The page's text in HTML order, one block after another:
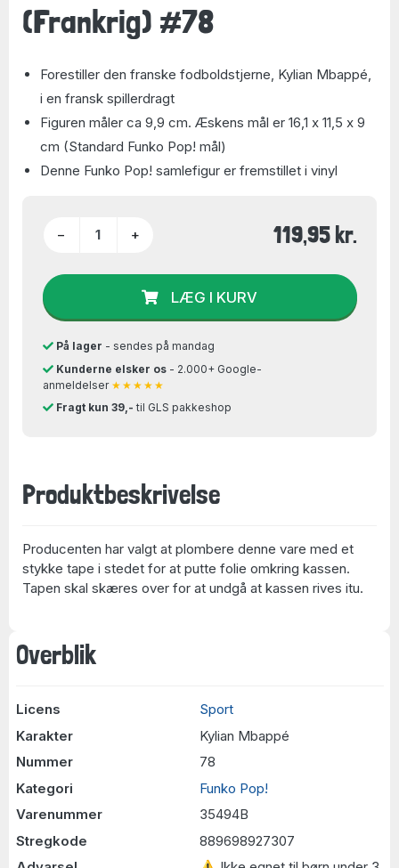
Overblik
Licens
Sport
Karakter
Kylian Mbappé
Nummer
78
Kategori
Funko Pop!
Varenummer
35494B
Stregkode
889698927307
(Frankrig) #78
Forestiller den franske fodboldstjerne, Kylian Mbappé,
i en fransk spillerdragt
Figuren måler ca 9,9 cm. Æskens mål er 16,1 x 11,5 x 9
cm (Standard Funko Pop! mål)
Denne Funko Pop! samlefigur er fremstillet i vinyl
− + 119,95 kr.
LÆG I KURV
På lager - sendes på mandag
Kunderne elsker os- 2.000+ Google-
anmeldelser ★★★★★
Fragt kun 39,- til GLS pakkeshop
Produktbeskrivelse
Producenten har valgt at plombere denne vare med et
stykke tape i stedet for at putte folie omkring kassen.
Tapen skal skæres over for at undgå at kassen rives itu.